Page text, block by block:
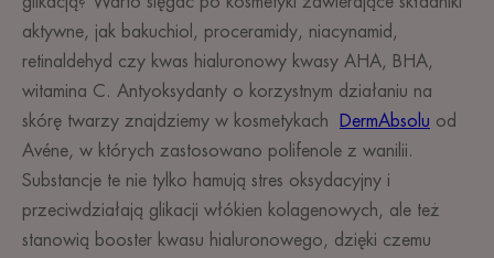
aktywne, jak bakuchiol, proceramidy, niacynamid,
retinaldehyd czy kwas hialuronowy kwasy AHA, BHA,
witamina C. Antyoksydanty o korzystnym działaniu na
skórę twarzy znajdziemy w kosmetykach
DermAbsolu od
Avéne, w których zastosowano polifenole z wanilii.
Substancje te nie tylko hamują stres oksydacyjny i
przeciwdziałają glikacji włókien kolagenowych, ale też
stanowią booster kwasu hialuronowego, dzięki czemu